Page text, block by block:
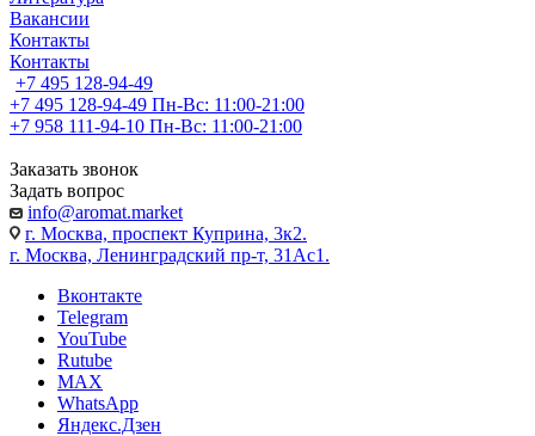
Вакансии
Контакты
Контакты
+7 495 128-94-49
+7 495 128-94-49 Пн-Вс: 11:00-21:00
+7 958 111-94-10 Пн-Вс: 11:00-21:00
Заказать звонок
Задать вопрос
info@aromat.market
г. Москва, проспект Куприна, 3к2.
г. Москва, Ленинградский пр-т, 31Ас1.
Вконтакте
Telegram
YouTube
Rutube
MAX
WhatsApp
Яндекс.Дзен